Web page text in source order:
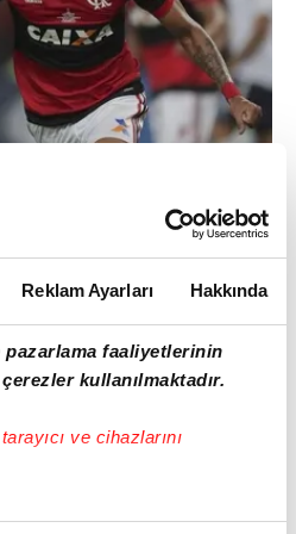
Reklam Ayarları Hakkında
faaliyetlerinin
kullanılmaktadır.
ve cihazlarını
halinde sizlere özel
sene de Paqueta ile
gerçekleşmediği